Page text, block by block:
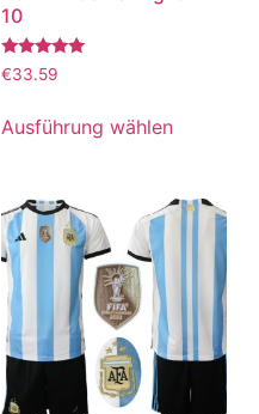
10
Bewertet
mit
von 5
€33.59
Ausführung wählen